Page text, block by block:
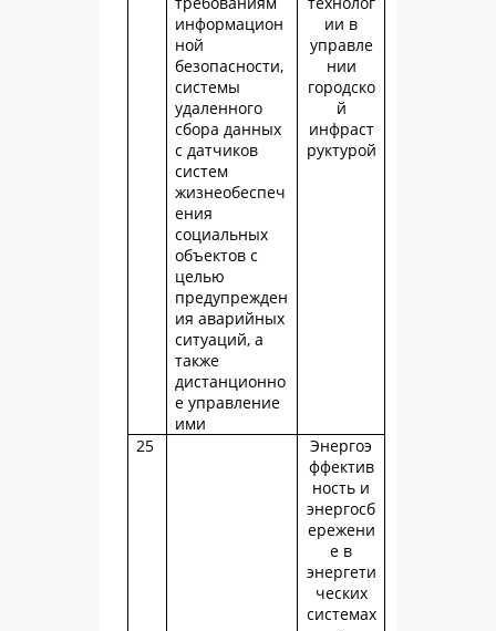
информацион
ной
безопасности,
системы
удаленного
сбора данных
с датчиков
систем
жизнеобеспеч
ения
социальных
объектов с
целью
предупрежден
ия аварийных
ситуаций, а
также
дистанционно
е управление
ими
ии в
управле
нии
городско
й
инфраст
руктурой
25
Энергоэ
ффектив
ность и
энергосб
ережени
е в
энергети
ческих
системах